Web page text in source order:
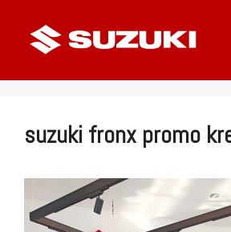
suzuki fronx promo